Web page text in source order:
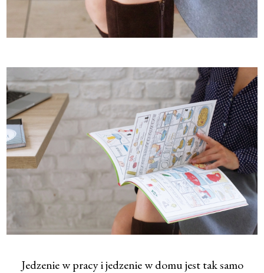
Jedzenie w pracy i jedzenie w domu jest tak samo